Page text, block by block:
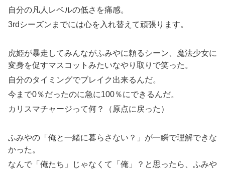
自分の凡人レベルの低さを痛感。
3rdシーズンまでには心を入れ替えて頑張ります。
虎姫が暴走してみんながふみやに頼るシーン、魔法少女に
変身を促すマスコットみたいなやり取りで笑った。
自分のタイミングでブレイク出来るんだ。
今まで0％だったのに急に100％にできるんだ。
カリスマチャージって何？（原点に戻った）
ふみやの「俺と一緒に暮らさない？」が一瞬で理解できな
かった。
なんで「俺たち」じゃなくて「俺」？と思ったら、ふみや